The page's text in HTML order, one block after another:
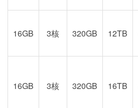
16GB 3核 320GB 12TB
16GB 3核 320GB 16TB